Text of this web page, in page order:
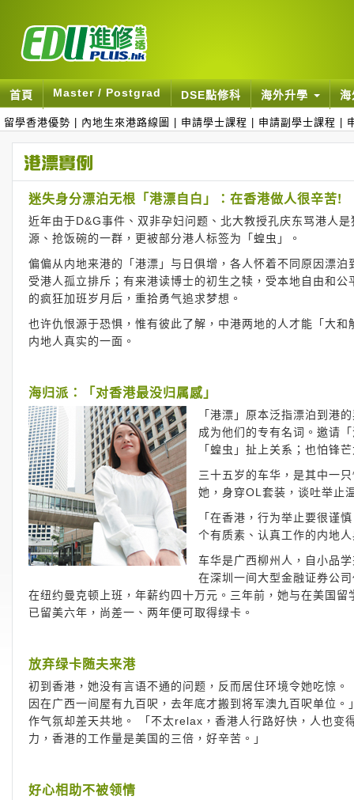
首頁 Master / Postgrad DSE點修科 海外升學
留學香港優勢 內地生來港路線圖 申請學士課程 申請副學士課程
迷失身分漂泊无根「港漂自白」：在香港做人很辛苦!
近年由于D&G事件、双非孕妇问题、北大教授孔庆东骂港人
源、抢饭碗的一群，更被部分港人标签为「蝗虫」。
偏偏从内地来港的「港漂」与日俱增，各人怀着不同原因漂
受港人孤立排斥；有来港读博士的初生之犊，受本地自由和
的疯狂加班岁月后，重拾勇气追求梦想。
也许仇恨源于恐惧，惟有彼此了解，中港两地的人才能「大
内地人真实的一面。
海归派：「对香港最没归属感」
「港漂」原本泛指漂泊到港
成为他们的专有名词。邀请
「蝗虫」扯上关系；也怕锋
三十五岁的车华，是其中一
她，身穿OL套装，谈吐举止
「在香港，行为举止要很谨
个有质素、认真工作的内地
车华是广西柳州人，自小品
在深圳一间大型金融证券公
在纽约曼克顿上班，年薪约四十万元。三年前，她与在美国
已留美六年，尚差一、两年便可取得绿卡。
放弃绿卡随夫来港
初到香港，她没有言语不通的问题，反而居住环境令她吃惊
因在广西一间屋有九百呎，去年底才搬到将军澳九百呎单位
作气氛却差天共地。 「不太relax，香港人行路好快，人也变
力，香港的工作量是美国的三倍，好辛苦。」
好心相助不被领情